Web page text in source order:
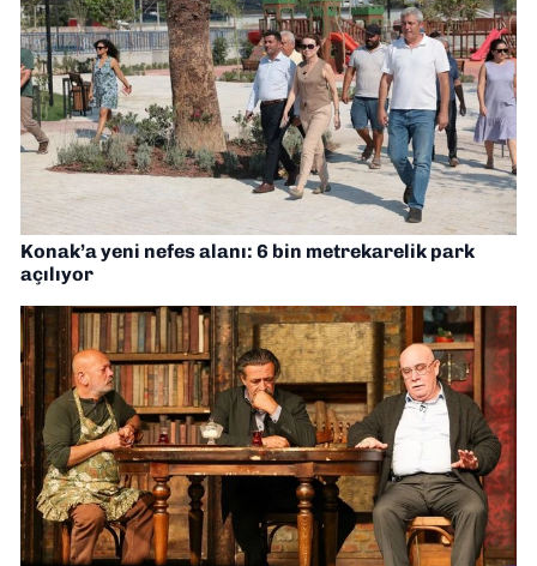
Konak’a yeni nefes alanı: 6 bin metrekarelik park
açılıyor